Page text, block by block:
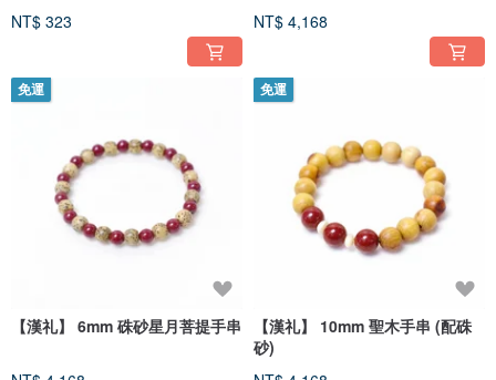
NT$ 323
NT$ 4,168
免運
【漢礼】 6mm 硃砂星月菩提手串
免運
【漢礼】 10mm 聖木手串 (配硃
砂)